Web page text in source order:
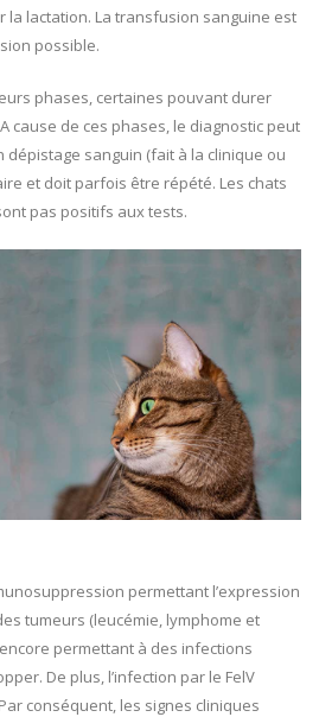
lactation. La transfusion sanguine est
possible.
phases, certaines pouvant durer
cause de ces phases, le diagnostic peut
dépistage sanguin (fait à la clinique ou
et doit parfois être répété. Les chats
pas positifs aux tests.
permettant l’expression
tumeurs (leucémie, lymphome et
permettant à des infections
De plus, l’infection par le FelV
conséquent, les signes cliniques